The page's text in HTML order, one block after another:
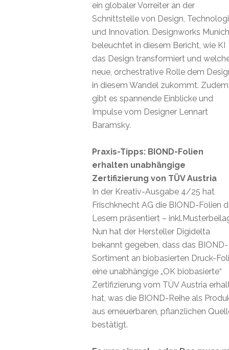
ein globaler Vorreiter an der
Schnittstelle von Design,
und Innovation. Designworks Munich
beleuchtet in diesem Bericht, wie KI
das Design transformiert und
neue, orchestrative Rolle dem
in diesem Wandel zukommt. Zudem
gibt es spannende Einblicke und
Impulse vom Designer Lennart
Baramsky.
Praxis-Tipps: BIOND-Folien
erhalten unabhängige
Zertifizierung von TÜV Austria
In der Kreativ-Ausgabe 4/25 hat
Frischknecht AG die BIOND-Folien
Lesern präsentiert –
Nun hat der Hersteller Digidelta
bekannt gegeben, dass das BIOND-
Sortiment an biobasierten Druck-
eine unabhängige „OK biobasierte“
Zertifizierung vom TÜV Austria
hat, was die BIOND-Reihe als
aus erneuerbaren, pflanzlichen
bestätigt.